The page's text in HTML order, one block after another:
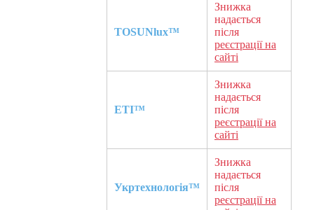
TOSUNlux™
Знижка
надається
після
реєстрації на
сайті
ETI™
Знижка
надається
після
реєстрації на
сайті
Укртехнологія™
Знижка
надається
після
реєстрації на